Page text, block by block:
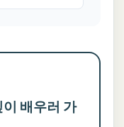
배우러 가